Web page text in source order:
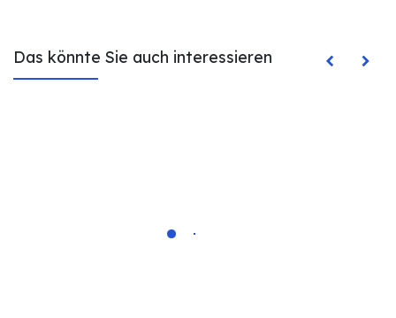
Das könnte Sie auch interessieren